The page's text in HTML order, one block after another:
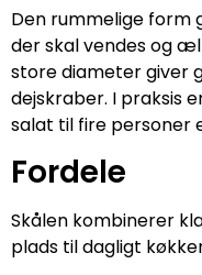
Den rummelige form
der skal vendes og
store diameter giver
dejskraber. I praksis
salat til fire personer
Fordele
Skålen kombinerer
plads til dagligt